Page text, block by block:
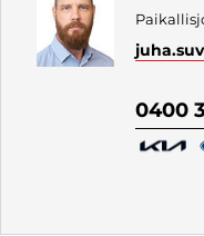
0400